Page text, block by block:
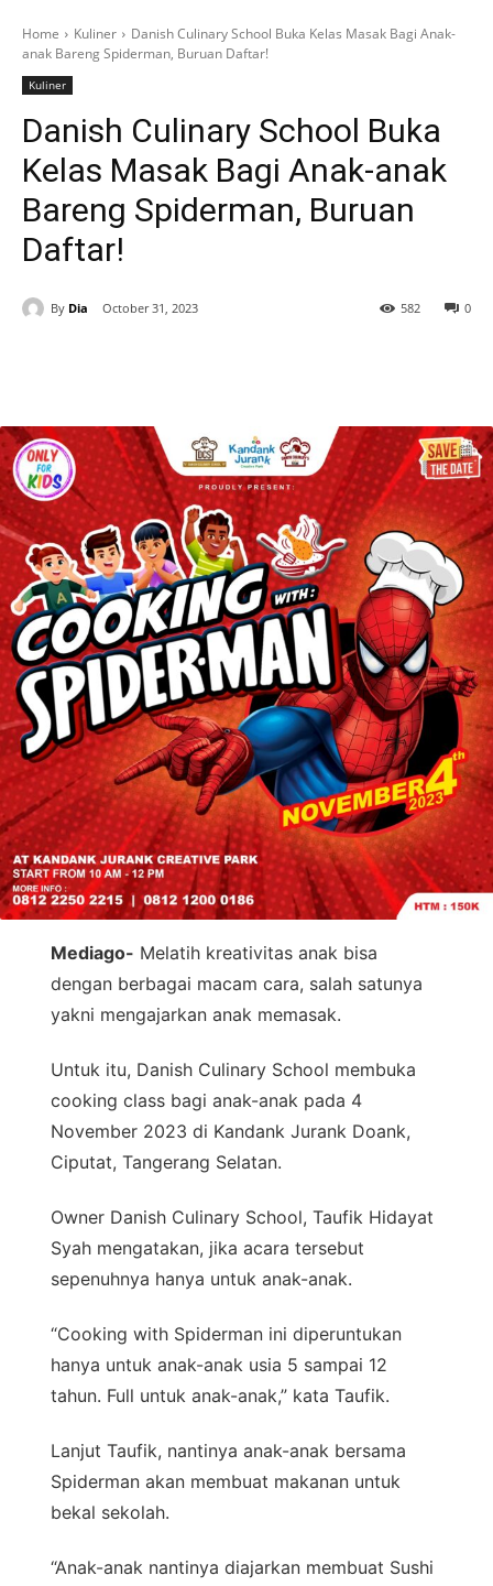
Home Kuliner
Danish Culinary School Buka Kelas Masak Bagi Anak-
anak Bareng Spiderman, Buruan Daftar!
Kuliner
Danish Culinary School Buka
Kelas Masak Bagi Anak-anak
Bareng Spiderman, Buruan
Daftar!
By Dia October 31, 2023 0
582
Mediago- Melatih kreativitas anak bisa
dengan berbagai macam cara, salah satunya
yakni mengajarkan anak memasak.
Untuk itu, Danish Culinary School membuka
cooking class bagi anak-anak pada 4
November 2023 di Kandank Jurank Doank,
Ciputat, Tangerang Selatan.
Owner Danish Culinary School, Taufik Hidayat
Syah mengatakan, jika acara tersebut
sepenuhnya hanya untuk anak-anak.
“Cooking with Spiderman ini diperuntukan
hanya untuk anak-anak usia 5 sampai 12
tahun. Full untuk anak-anak,” kata Taufik.
Lanjut Taufik, nantinya anak-anak bersama
Spiderman akan membuat makanan untuk
bekal sekolah.
“Anak-anak nantinya diajarkan membuat Sushi